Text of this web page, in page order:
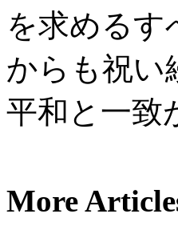
を求めるす
からも祝い
平和と一致
More